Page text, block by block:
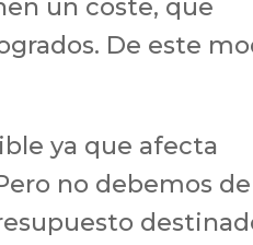
un coste, que
De este
ya que afecta
no debemos de